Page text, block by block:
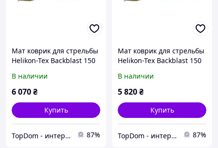
Мат коврик для стрельбы
Helikon-Tex Backblast 150
В наличии
6 070₴
Купить
TopDom - интернет магазин топовых товаров для дома и офиса 87%
Мат коврик для стрельбы
Helikon-Tex Backblast 150
В наличии
5 820₴
Купить
TopDom - интернет магазин топовых товаров для дома и офиса 87%